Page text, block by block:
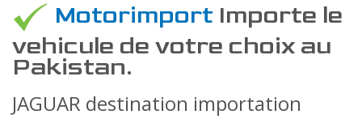
Motorimport Importe le
vehicule de votre choix au
Pakistan.
JAGUAR destination importation